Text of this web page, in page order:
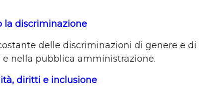
la discriminazione
delle discriminazioni di genere e di
nella pubblica amministrazione.
diritti e inclusione